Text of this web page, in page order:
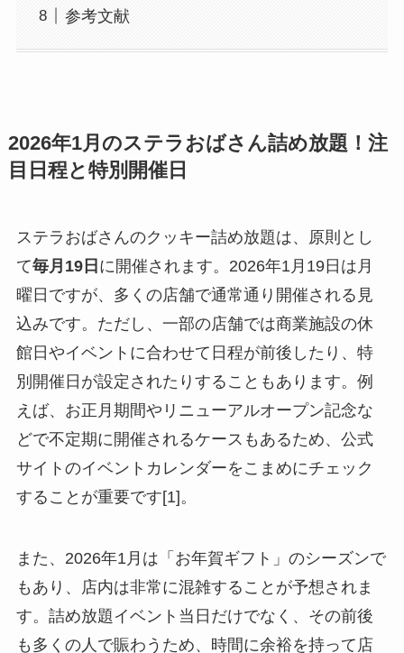
参考文献
2026年1月のステラおばさん詰め放題！注
目日程と特別開催日
ステラおばさんのクッキー詰め放題は、原則とし
て毎月19日 に開催されます。2026年1月19日は月
曜日ですが、多くの店舗で通常通り開催される見
込みです。ただし、一部の店舗では商業施設の休
館日やイベントに合わせて日程が前後したり、特
別開催日が設定されたりすることもあります。例
えば、お正月期間やリニューアルオープン記念な
どで不定期に開催されるケースもあるため、公式
サイトのイベントカレンダーをこまめにチェック
することが重要です[1]。
また、2026年1月は「お年賀ギフト」のシーズンで
もあり、店内は非常に混雑することが予想されま
す。詰め放題イベント当日だけでなく、その前後
も多くの人で賑わうため、時間に余裕を持って店